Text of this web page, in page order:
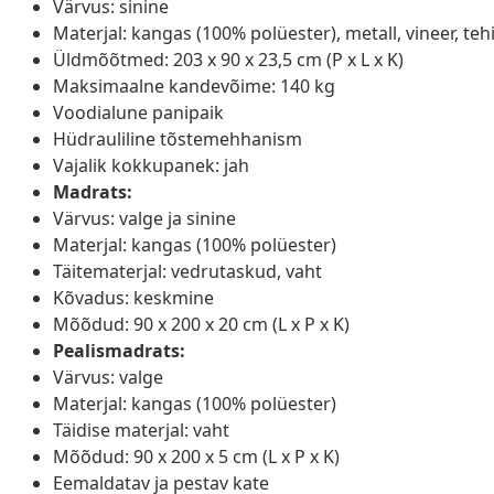
Värvus: sinine
Materjal: kangas (100% polüester), metall, vineer,
Üldmõõtmed: 203 x 90 x 23,5 cm (P x L x K)
Maksimaalne kandevõime: 140 kg
Voodialune panipaik
Hüdrauliline tõstemehhanism
Vajalik kokkupanek: jah
Madrats:
Värvus: valge ja sinine
Materjal: kangas (100% polüester)
Täitematerjal: vedrutaskud, vaht
Kõvadus: keskmine
Mõõdud: 90 x 200 x 20 cm (L x P x K)
Pealismadrats:
Värvus: valge
Materjal: kangas (100% polüester)
Täidise materjal: vaht
Mõõdud: 90 x 200 x 5 cm (L x P x K)
Eemaldatav ja pestav kate